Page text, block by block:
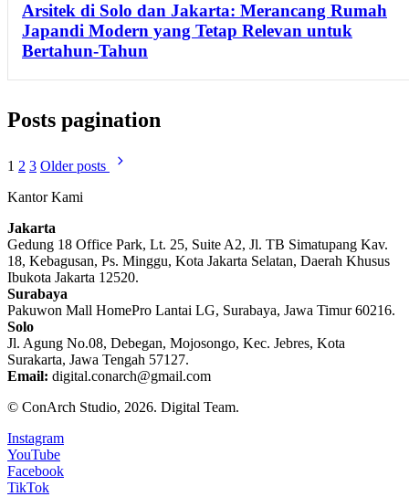
Arsitek di Solo dan Jakarta: Merancang Rumah
Japandi Modern yang Tetap Relevan untuk
Bertahun-Tahun
Posts pagination
1 2 3 Older posts
Kantor Kami
Jakarta
Gedung 18 Office Park, Lt. 25, Suite A2, Jl. TB Simatupang Kav.
18, Kebagusan, Ps. Minggu, Kota Jakarta Selatan, Daerah Khusus
Ibukota Jakarta 12520.
Surabaya
Pakuwon Mall HomePro Lantai LG, Surabaya, Jawa Timur 60216.
Solo
Jl. Agung No.08, Debegan, Mojosongo, Kec. Jebres, Kota
Surakarta, Jawa Tengah 57127.
Email: digital.conarch@gmail.com
© ConArch Studio, 2026. Digital Team.
Instagram
YouTube
Facebook
TikTok